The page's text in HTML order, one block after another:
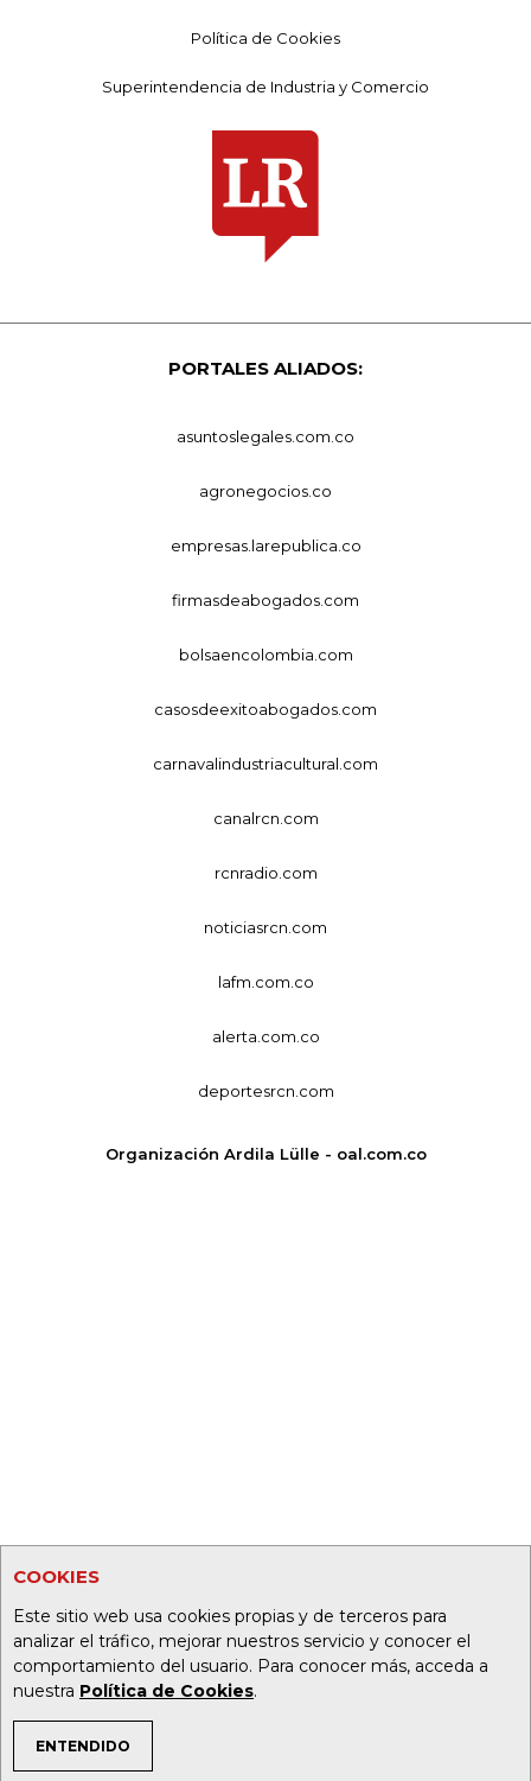
COOKIES
Este sitio web usa cookies propias y de terceros para
analizar el tráfico, mejorar nuestros servicio y conocer el
comportamiento del usuario. Para conocer más, acceda a
nuestra Política de Cookies.
ENTENDIDO
TEMAS DE INTERÉS
Política de Cookies
Superintendencia de Industria y Comercio
PORTALES ALIADOS:
asuntoslegales.com.co
agronegocios.co
empresas.larepublica.co
firmasdeabogados.com
bolsaencolombia.com
casosdeexitoabogados.com
carnavalindustriacultural.com
canalrcn.com
rcnradio.com
noticiasrcn.com
lafm.com.co
alerta.com.co
deportesrcn.com
Organización Ardila Lülle - oal.com.co